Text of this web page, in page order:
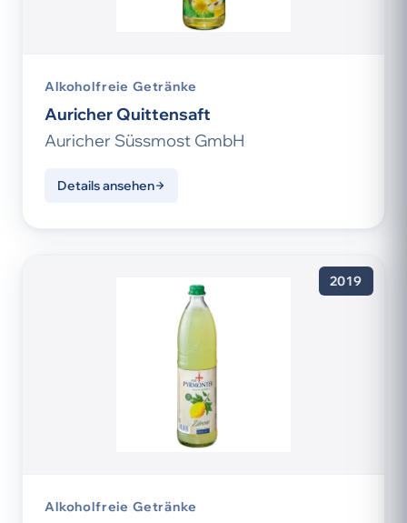
Alkoholfreie Getränke
Auricher Quittensaft
Auricher Süssmost GmbH
Details ansehen
2019
Alkoholfreie Getränke